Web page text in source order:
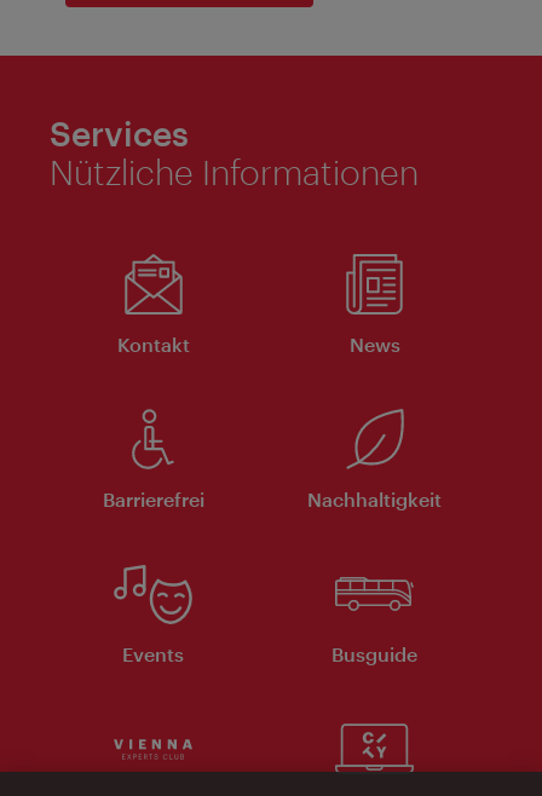
Services
Nützliche Informationen
Kontakt News
Barrierefrei Nachhaltigkeit
Events Busguide